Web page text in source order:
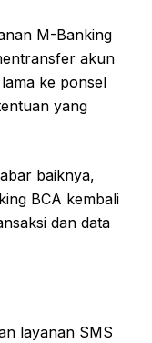
M-Banking
akun
ke ponsel
yang
baiknya,
BCA kembali
dan data
layanan SMS